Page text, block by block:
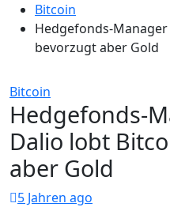
Bitcoin
Hedgefonds-
bevorzugt aber Gold
Bitcoin
Hedgefonds-
Dalio lobt
aber Gold
5 Jahren ago